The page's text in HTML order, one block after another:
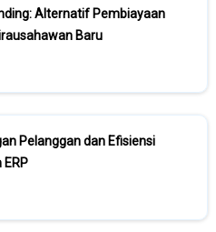
Alternatif Pembiayaan
Baru
Pelanggan dan Efisiensi
ERP